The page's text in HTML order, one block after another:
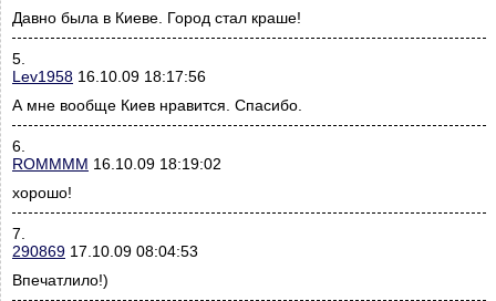
Давно была в Киеве. Город стал краше!
5.
Lev1958 16.10.09 18:17:56
А мне вообще Киев нравится. Спасибо.
6.
ROMMMM 16.10.09 18:19:02
хорошо!
7.
290869 17.10.09 08:04:53
Впечатлило!)